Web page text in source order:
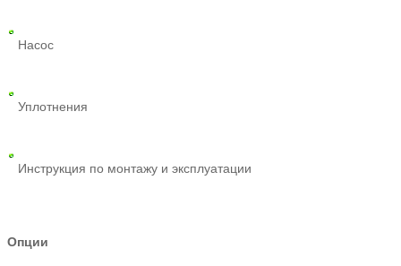
Насос
Уплотнения
Инструкция по монтажу и эксплуатации
Опции